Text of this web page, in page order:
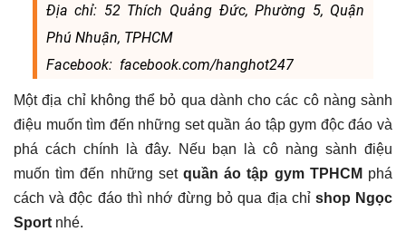
Địa chỉ: 52 Thích Quảng Đức, Phường 5, Quận
Phú Nhuận, TPHCM
Facebook: facebook.com/hanghot247
Một địa chỉ không thể bỏ qua dành cho các cô nàng sành
điệu muốn tìm đến những set quần áo tập gym độc đáo và
phá cách chính là đây. Nếu bạn là cô nàng sành điệu
muốn tìm đến những setquần áo tập gym TPHCM phá
cách và độc đáo thì nhớ đừng bỏ qua địa chỉ shop Ngọc
Sport nhé.